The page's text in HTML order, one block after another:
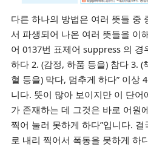
다른 하나의 방법은 여러 뜻들 중
서 파생되어 나온 여러 뜻들을 이
어 0137번 표제어 suppress 의 경
하다 2. (감정, 하품 등을) 참다 3. (
혈 등을) 막다, 멈추게 하다” 이상
니다. 뜻이 많아 보이지만 이 단
가 존재하는 데 그것은 바로 어원
찍어 눌러 못하게 하다”입니다.
로 내리 찍어서 폭동을 못하게 하